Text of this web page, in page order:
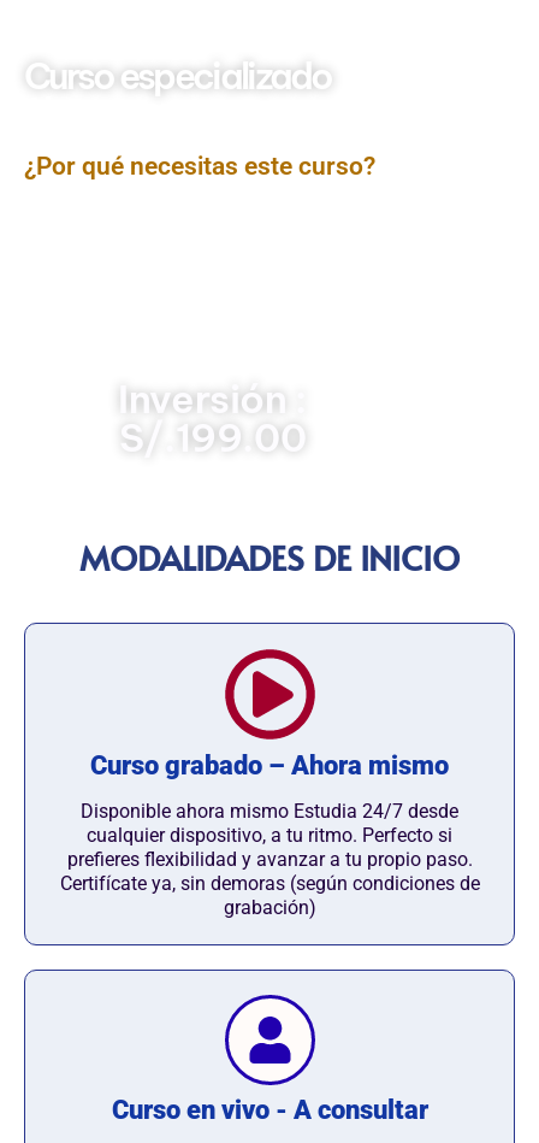
Curso especializado
¿Por qué necesitas este curso?
Inversión :
S/.199.00
MODALIDADES DE INICIO
Curso grabado – Ahora mismo
Disponible ahora mismo Estudia 24/7 desde
cualquier dispositivo, a tu ritmo. Perfecto si
prefieres flexibilidad y avanzar a tu propio paso.
Certifícate ya, sin demoras (según condiciones de
grabación)
Curso en vivo - A consultar